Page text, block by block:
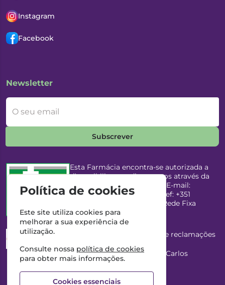
Instagram
Facebook
Newsletter
O seu email
Subscrever
Esta Farmácia encontra-se autorizada a
disponibilizar medicamentos através da
Internet, pelo Infarmed, I.P. E-mail:
infarmed@infarmed.pt
| Telef: +351
217987100 (Chamada para Rede Fixa
Nacional)
Esta Farmácia dispõe de livro de reclamações
Director Técnico e Proprietário: António Carlos
Saraiva Cabral Costa
NIPC: 507218906 | Farmácia Gama, Lda.
Política de cookies
Este site utiliza cookies para
melhorar a sua experiência de
utilização.
Consulte nossa política de cookies
para obter mais informações.
Cookies essenciais